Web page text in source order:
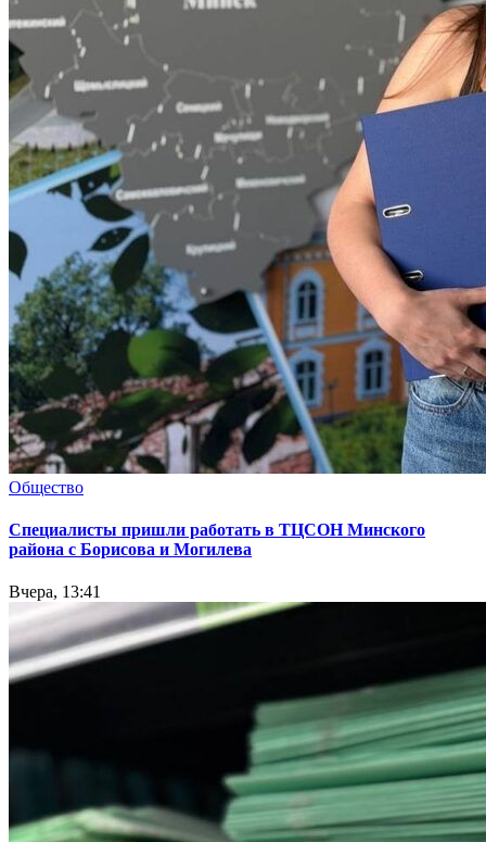
Общество
Специалисты пришли работать в ТЦСОН Минского
района с Борисова и Могилева
Вчера, 13:41